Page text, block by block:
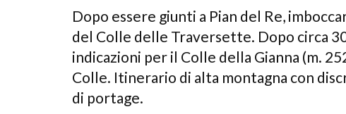
Dopo essere giunti a Pian del Re,
del Colle delle Traversette. Dopo circa
indicazioni per il Colle della Gianna (m.
Colle. Itinerario di alta montagna con
di portage.